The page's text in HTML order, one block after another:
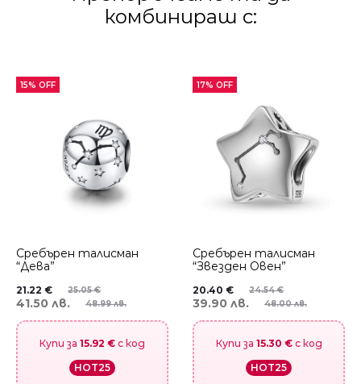
комбинираш с:
15% OFF
Сребърен талисман
“Дева”
25.05€
21.22 €
48.99 лв.
41.50 лв.
Купи за 15.92 € с код
HOT25
17% OFF
Сребърен талисман
“Звезден Овен”
24.54€
20.40 €
48.00 лв.
39.90 лв.
Купи за 15.30 €с код
HOT25